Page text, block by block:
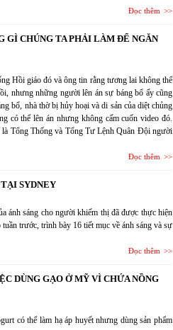
Đọc thêm
GÌ CHÚNG TA PHẢI LÀM ĐỂ NGĂN
Hồi giáo đó và ông tin rằng tương lai không thể
nhưng những người lên án sự báng bổ ấy cũng
bổ, nhà thờ bị hủy hoại và di sản của diệt chủng
có thể lên án nhưng không cấm cuốn video đó.
là Tổng Thống và Tổng Tư Lệnh Quân Đội người
Đọc thêm
SYDNEY
ánh sáng cho người khiếm thị đã được thực hiện
trước, trình bày 16 tiết mục về ánh sáng và sự
Đọc thêm
DÙNG GẠO Ở MỸ VÌ CHỨA NỒNG
có thể làm hạ áp huyết nhưng dùng sản phẩm